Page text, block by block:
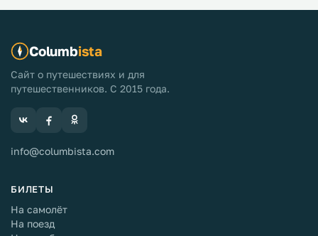
Columbista
Сайт о путешествиях и для
путешественников. С 2015 года.
info@columbista.com
БИЛЕТЫ
На самолёт
На поезд